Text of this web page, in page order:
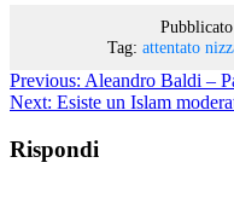
Tag: attentato
Previous: Aleandro Baldi –
Next: Esiste un Islam
Rispondi